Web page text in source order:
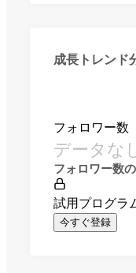
成長トレンド
フォロワー数
データな
フォロワー数
試用プログラ
今すぐ登録